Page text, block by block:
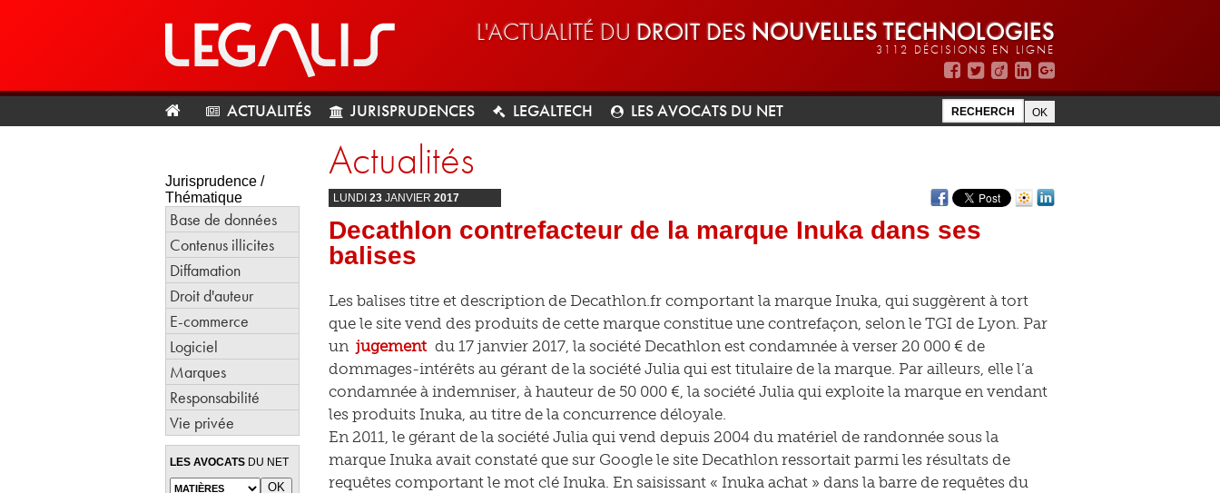
L'ACTUALITÉ DU DROIT DES NOUVELLES TECHNOLOGIES
3112 DÉCISIONS EN LIGNE
ACTUALITÉS JURISPRUDENCES LEGALTECH LES AVOCATS DU NET
Jurisprudence /
Thématique
Base de données
Contenus illicites
Diffamation
Droit d'auteur
E-commerce
Logiciel
Marques
Responsabilité
Vie privée
LES AVOCATS DU NET
Actualités
LUNDI 23 JANVIER 2017
Decathlon contrefacteur de la marque Inuka dans ses
balises
Les balises titre et description de Decathlon.fr comportant la marque Inuka, qui suggèrent à tort
que le site vend des produits de cette marque constitue une contrefaçon, selon le TGI de Lyon. Par
un jugement du 17 janvier 2017, la société Decathlon est condamnée à verser 20 000 € de
dommages-intérêts au gérant de la société Julia qui est titulaire de la marque. Par ailleurs, elle l’a
condamnée à indemniser, à hauteur de 50 000 €, la société Julia qui exploite la marque en vendant
les produits Inuka, au titre de la concurrence déloyale.
En 2011, le gérant de la société Julia qui vend depuis 2004 du matériel de randonnée sous la
marque Inuka avait constaté que sur Google le site Decathlon ressortait parmi les résultats de
requêtes comportant le mot clé Inuka. En saisissant « Inuka achat » dans la barre de requêtes du